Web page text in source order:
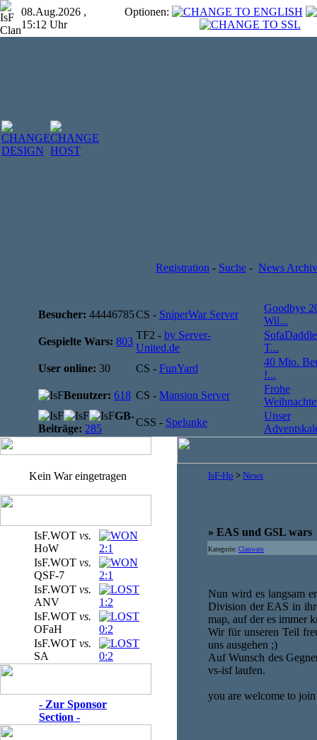
08.Aug.2026 ,
15:12 Uhr
Optionen:
Registration - Suche - News Archiv
Besucher: 44446785CS - SniperWar Server
Goodbye
Wil...
Gespielte Wars: 803
TF2 - by Server-
United.de
T...
User online: 30 CS - FunYard
40 Mio.
!...
Benutzer: 618 CS - Mansion Server
Frohe
GB-
Beiträge: 285
CSS - Spelunke
Unser
Kein War eingetragen
IsF.WOT vs.
HoW
2:1
IsF.WOT vs.
QSF-7
2:1
IsF.WOT vs.
ANV
1:2
IsF.WOT vs.
OFaH
0:2
IsF.WOT vs.
SA
0:2
- Zur Sponsor
Section -
IsF-Hp > News
» EAS und GSL wars
Kategorie: Clanwars
Nun wird es langsam
Division der EAS in
map, auf der es immer
Wir für unseren Teil
uns ausgehen ;)
Auf Wunsch des
vs-isf laufen.
you are welcome to